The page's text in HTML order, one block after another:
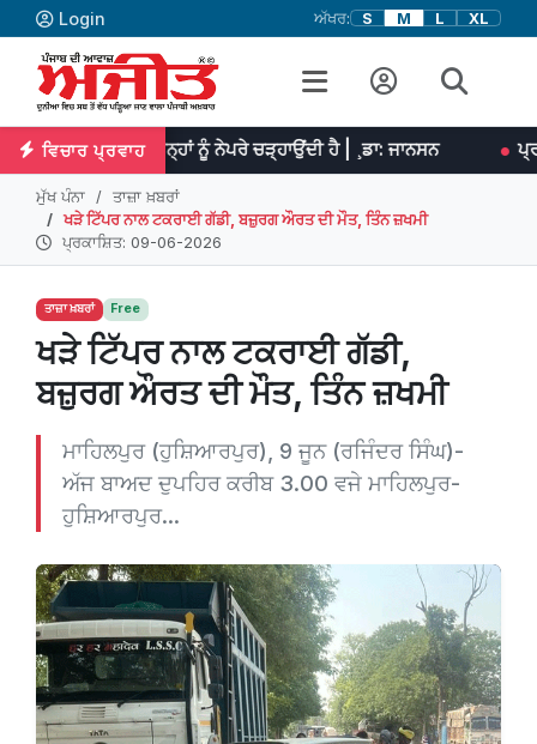
Login ਅੱਖਰ: S M L XL
ਵਿਚਾਰ ਪ੍ਰਵਾਹ
ਉਨ੍ਹਾਂ ਨੂੰ ਨੇਪਰੇ ਚੜ੍ਹਾਉਂਦੀ ਹੈ | ¸ਡਾ: ਜਾਨਸਨ ਪ੍ਰਤਿਭਾ ਮਹਾਨ
ਮੁੱਖ ਪੰਨਾ
ਤਾਜ਼ਾ ਖ਼ਬਰਾਂ
ਖੜੇ ਟਿੱਪਰ ਨਾਲ ਟਕਰਾਈ ਗੱਡੀ, ਬਜ਼ੁਰਗ ਔਰਤ ਦੀ ਮੌਤ, ਤਿੰਨ ਜ਼ਖਮੀ
ਪ੍ਰਕਾਸ਼ਿਤ: 09-06-2026
ਤਾਜ਼ਾ ਖ਼ਬਰਾਂ Free
ਖੜੇ ਟਿੱਪਰ ਨਾਲ ਟਕਰਾਈ ਗੱਡੀ,
ਬਜ਼ੁਰਗ ਔਰਤ ਦੀ ਮੌਤ, ਤਿੰਨ ਜ਼ਖਮੀ
ਮਾਹਿਲਪੁਰ (ਹੁਸ਼ਿਆਰਪੁਰ), 9 ਜੂਨ (ਰਜਿੰਦਰ ਸਿੰਘ)-
ਅੱਜ ਬਾਅਦ ਦੁਪਹਿਰ ਕਰੀਬ 3.00 ਵਜੇ ਮਾਹਿਲਪੁਰ-
ਹੁਸ਼ਿਆਰਪੁਰ...